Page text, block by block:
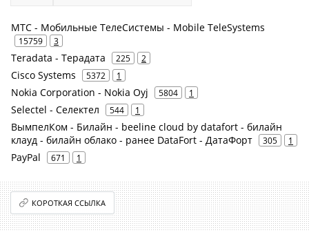
МТС - Мобильные ТелеСистемы - Mobile TeleSystems
15759 3
Teradata - Терадата 225 2
Cisco Systems 5372 1
Nokia Corporation - Nokia Oyj 5804 1
Selectel - Селектел 544 1
ВымпелКом - Билайн - beeline cloud by datafort - билайн
клауд - билайн облако - ранее DataFort - ДатаФорт
305 1
PayPal 671 1
КОРОТКАЯ ССЫЛКА